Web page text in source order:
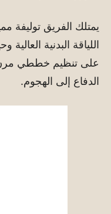
يمتلك الفريق
اللياقة البدنية
على تنظيم خططي مرن
الدفاع إلى الهجوم.